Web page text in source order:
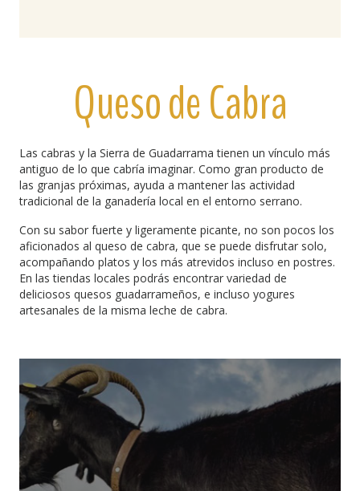
Queso de Cabra
Las cabras y la Sierra de Guadarrama tienen un vínculo más
antiguo de lo que cabría imaginar. Como gran producto de
las granjas próximas, ayuda a mantener las actividad
tradicional de la ganadería local en el entorno serrano.
Con su sabor fuerte y ligeramente picante, no son pocos los
aficionados al queso de cabra, que se puede disfrutar solo,
acompañando platos y los más atrevidos incluso en postres.
En las tiendas locales podrás encontrar variedad de
deliciosos quesos guadarrameños, e incluso yogures
artesanales de la misma leche de cabra.